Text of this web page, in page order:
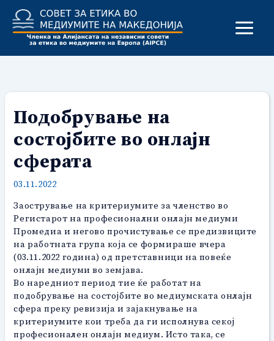
content
Подобрување на
состојбите во онлајн
сферата
03.11.2022
Заострување на критериумите за членство во
Регистарот на професионални онлајн медиуми
Промедиа и негово прочистување се предизвиците
на работната група која се формираше вчера
(03.11.2022 година) од претставници на повеќе
онлајн медиуми во земјава.
Во наредниот период тие ќе работат на
подобрување на состојбите во медиумската онлајн
сфера преку ревизија и зајакнување на
критериумите кои треба да ги исполнува секој
професионален онлајн медиум. Исто така, се